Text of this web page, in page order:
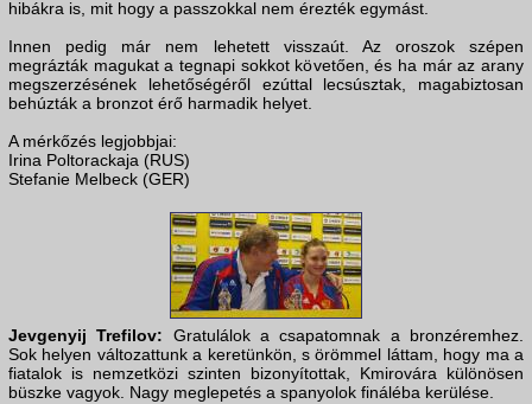
hibákra is, mit hogy a passzokkal nem érezték egymást.
Innen pedig már nem lehetett visszaút. Az oroszok szépen
megrázták magukat a tegnapi sokkot követően, és ha már az arany
megszerzésének lehetőségéről ezúttal lecsúsztak, magabiztosan
behúzták a bronzot érő harmadik helyet.
A mérkőzés legjobbjai:
Irina Poltorackaja (RUS)
Stefanie Melbeck (GER)
Jevgenyij Trefilov: Gratulálok a csapatomnak a bronzéremhez.
Sok helyen változattunk a keretünkön, s örömmel láttam, hogy ma a
fiatalok is nemzetközi szinten bizonyítottak, Kmirovára különösen
büszke vagyok. Nagy meglepetés a spanyolok fináléba kerülése.